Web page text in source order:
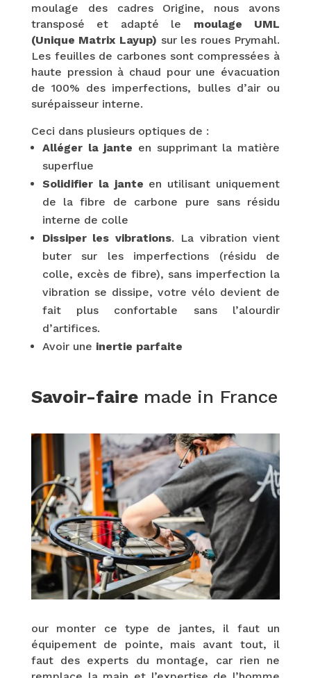
moulage des cadres Origine, nous avons
transposé et adapté le
moulage UML
(Unique Matrix Layup) sur les roues Prymahl.
Les feuilles de carbones sont compressées à
haute pression à chaud pour une évacuation
de 100% des imperfections, bulles d’air ou
surépaisseur interne.
Ceci dans plusieurs optiques de :
Alléger la jante en supprimant la matière
superflue
Solidifier la jante en utilisant uniquement
de la fibre de carbone pure sans résidu
interne de colle
Dissiper les vibrations. La vibration vient
buter sur les imperfections (résidu de
colle, excès de fibre), sans imperfection la
vibration se dissipe, votre vélo devient de
fait plus confortable sans l’alourdir
d’artifices.
Avoir une inertie parfaite
Savoir-fairemade in France
our monter ce type de jantes, il faut un
équipement de pointe, mais avant tout, il
faut des experts du montage, car rien ne